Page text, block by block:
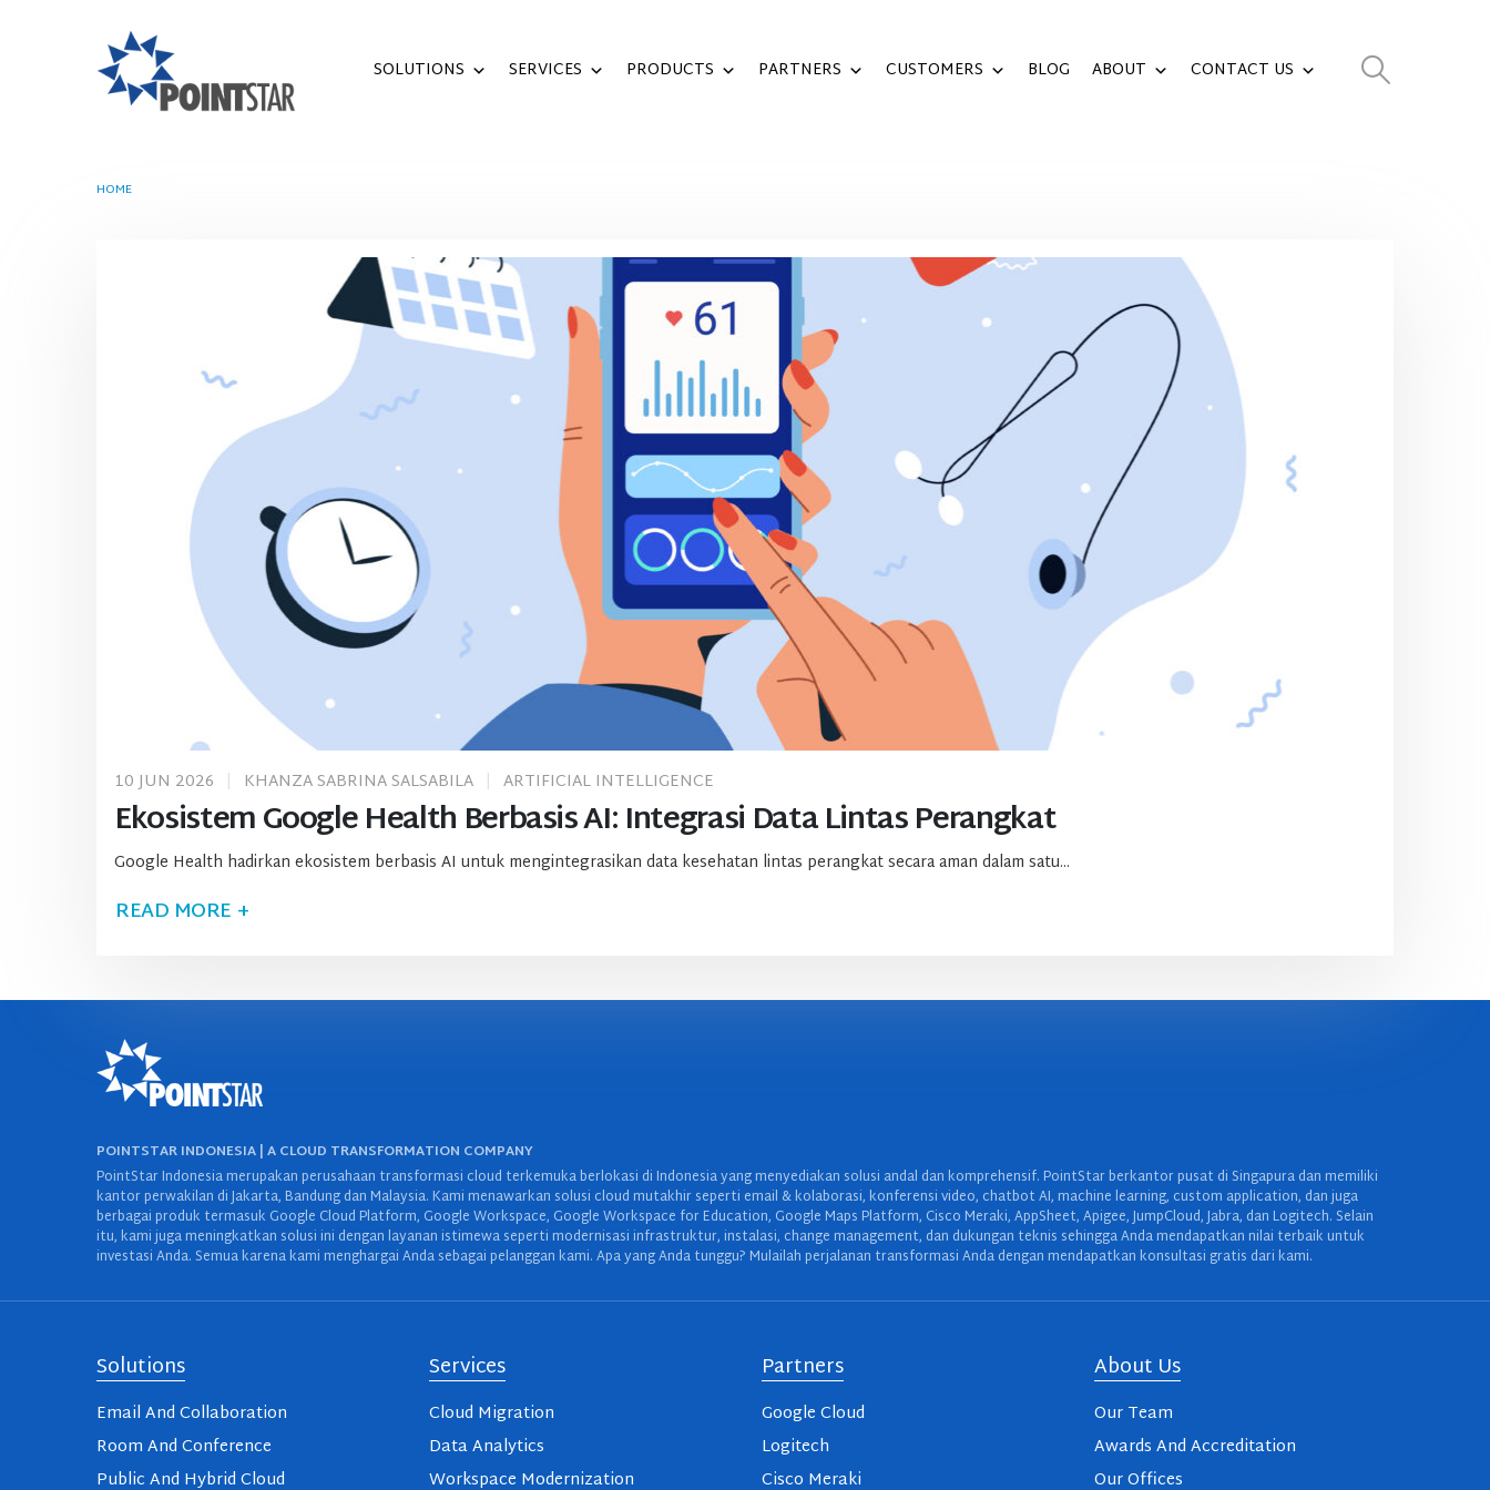
SOLUTIONS SERVICES PRODUCTS PARTNERS CUSTOMERS BLOG ABOUT CONTACT US
HOME
Ekosistem Google Health Berbasis AI: Integrasi Data Lintas Perangkat
10 JUN 2026 KHANZA SABRINA SALSABILA ARTIFICIAL INTELLIGENCE
Google Health hadirkan ekosistem berbasis AI untuk mengintegrasikan data kesehatan lintas perangkat secara aman dalam satu...
READ MORE +
POINTSTAR INDONESIA | A CLOUD TRANSFORMATION COMPANY
PointStar Indonesia merupakan perusahaan transformasi cloud terkemuka berlokasi di Indonesia yang menyediakan solusi andal dan komprehensif. PointStar berkantor pusat di Singapura dan memiliki
kantor perwakilan di Jakarta, Bandung dan Malaysia. Kami menawarkan solusi cloud mutakhir seperti email & kolaborasi, konferensi video, chatbot AI, machine learning, custom application, dan juga
berbagai produk termasuk Google Cloud Platform, Google Workspace, Google Workspace for Education, Google Maps Platform, Cisco Meraki, AppSheet, Apigee, JumpCloud, Jabra, dan Logitech. Selain
itu, kami juga meningkatkan solusi ini dengan layanan istimewa seperti modernisasi infrastruktur, instalasi, change management, dan dukungan teknis sehingga Anda mendapatkan nilai terbaik untuk
investasi Anda. Semua karena kami menghargai Anda sebagai pelanggan kami. Apa yang Anda tunggu? Mulailah perjalanan transformasi Anda dengan mendapatkan konsultasi gratis dari kami.
Solutions
Email And Collaboration
Room And Conference
Public And Hybrid Cloud
Services
Cloud Migration
Data Analytics
Workspace Modernization
Partners
Google Cloud
Logitech
Cisco Meraki
About Us
Our Team
Awards And Accreditation
Our Offices